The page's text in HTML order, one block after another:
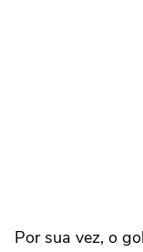
Por sua vez, o